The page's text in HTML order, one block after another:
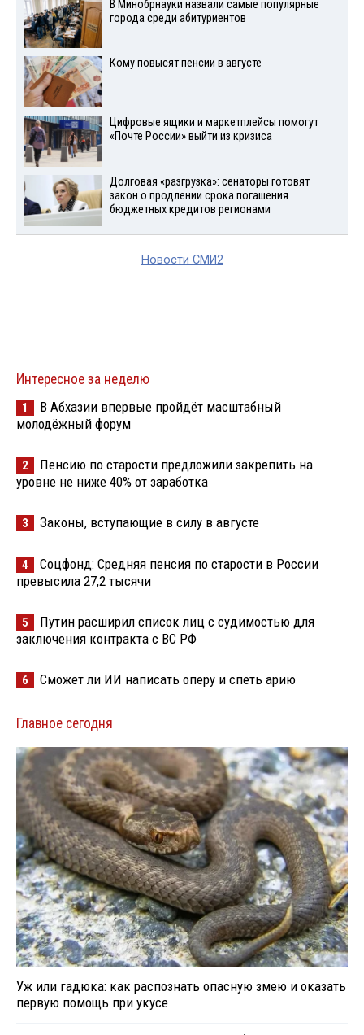
В Минобрнауки назвали самые популярные
города среди абитуриентов
Кому повысят пенсии в августе
Цифровые ящики и маркетплейсы помогут
«Почте России» выйти из кризиса
Долговая «разгрузка»: сенаторы готовят
закон о продлении срока погашения
бюджетных кредитов регионами
Новости СМИ2
Интересное за неделю
1
В Абхазии впервые пройдёт масштабный
молодёжный форум
2
Пенсию по старости предложили закрепить на
уровне не ниже 40% от заработка
3 Законы, вступающие в силу в августе
4
Соцфонд: Средняя пенсия по старости в России
превысила 27,2 тысячи
5
Путин расширил список лиц с судимостью для
заключения контракта с ВС РФ
6 Сможет ли ИИ написать оперу и спеть арию
Главное сегодня
Уж или гадюка: как распознать опасную змею и оказать
первую помощь при укусе